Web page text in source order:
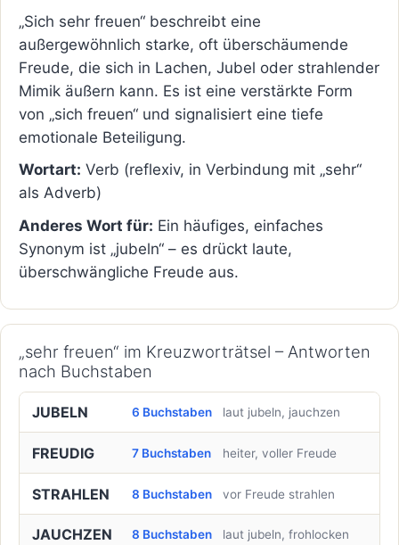
„Sich sehr freuen“ beschreibt eine
außergewöhnlich starke, oft überschäumende
Freude, die sich in Lachen, Jubel oder strahlender
Mimik äußern kann. Es ist eine verstärkte Form
von „sich freuen“ und signalisiert eine tiefe
emotionale Beteiligung.
Wortart: Verb (reflexiv, in Verbindung mit „sehr“
als Adverb)
Anderes Wort für: Ein häufiges, einfaches
Synonym ist „jubeln“ – es drückt laute,
überschwängliche Freude aus.
„sehr freuen“ im Kreuzworträtsel – Antworten
nach Buchstaben
JUBELN 6 Buchstaben laut jubeln, jauchzen
FREUDIG 7 Buchstaben heiter, voller Freude
STRAHLEN 8 Buchstaben vor Freude strahlen
JAUCHZEN 8 Buchstaben laut jubeln, frohlocken